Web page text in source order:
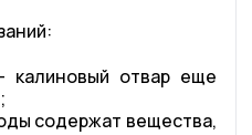
калиновый отвар еще
содержат вещества,